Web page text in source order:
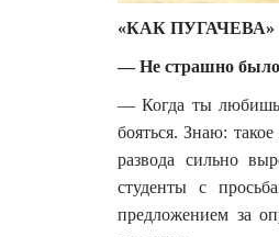
«КАК ПУГАЧЕВА»
— Не страшно было
— Когда ты любишь,
бояться. Знаю:
развода сильно
студенты с
предложением за